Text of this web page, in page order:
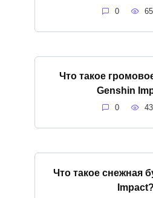
0
Что такое
Genshin
0
Что такое снежная
Impact?